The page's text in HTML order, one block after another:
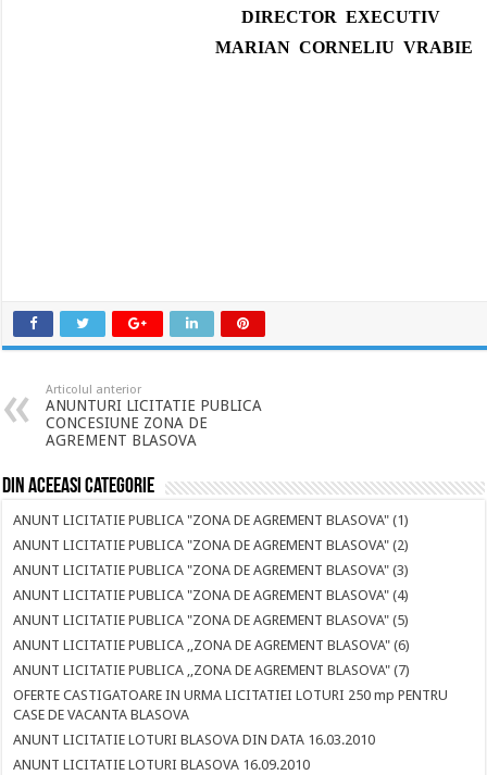
DIRECTOR EXECUTIV
MARIAN CORNELIU VRABIE
Articolul anterior
ANUNTURI LICITATIE PUBLICA
CONCESIUNE ZONA DE
AGREMENT BLASOVA
Din aceeasi categorie
ANUNT LICITATIE PUBLICA "ZONA DE AGREMENT BLASOVA" (1)
ANUNT LICITATIE PUBLICA "ZONA DE AGREMENT BLASOVA" (2)
ANUNT LICITATIE PUBLICA "ZONA DE AGREMENT BLASOVA" (3)
ANUNT LICITATIE PUBLICA "ZONA DE AGREMENT BLASOVA" (4)
ANUNT LICITATIE PUBLICA "ZONA DE AGREMENT BLASOVA" (5)
ANUNT LICITATIE PUBLICA ,,ZONA DE AGREMENT BLASOVA" (6)
ANUNT LICITATIE PUBLICA ,,ZONA DE AGREMENT BLASOVA" (7)
OFERTE CASTIGATOARE IN URMA LICITATIEI LOTURI 250 mp PENTRU
CASE DE VACANTA BLASOVA
ANUNT LICITATIE LOTURI BLASOVA DIN DATA 16.03.2010
ANUNT LICITATIE LOTURI BLASOVA 16.09.2010